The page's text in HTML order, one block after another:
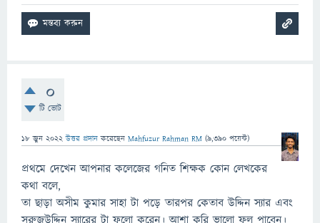
0
টি ভোট
18 জুন 2022 উত্তর প্রদান করেছেন Mahfuzur Rahman RM (9,390 পয়েন্ট)
প্রথমে দেখেন আপনার কলেজের গনিত শিক্ষক কোন লেখকের
কথা বলে,
তা ছাড়া অসীম কুমার সাহা টা পড়ে তারপর কেতাব উদ্দিন স্যার এবং